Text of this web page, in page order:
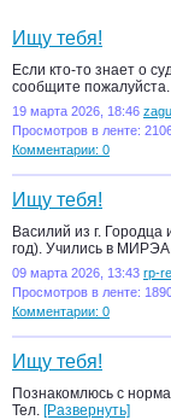
Ищу тебя!
Если кто-то знает о
сообщите
19 марта 2026, 18:46
Просмотров в ленте:
Комментарии: 0
Ищу тебя!
Василий из г.
год). Учились в
09 марта 2026, 13:43 rp-
Просмотров в ленте:
Комментарии: 0
Ищу тебя!
Познакомлюсь с
Тел. [Развернуть]